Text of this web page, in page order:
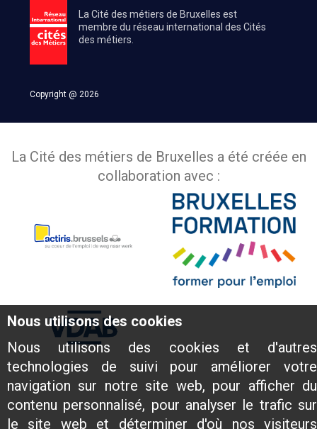
Nous utilisons des cookies
Nous utilisons des cookies et d'autres
technologies de suivi pour améliorer votre
navigation sur notre site web, pour afficher du
contenu personnalisé, pour analyser le trafic sur
le site web et déterminer d'où nos visiteurs
La Cité des métiers de Bruxelles est
membre du réseau international des Cités
des métiers.
Copyright @ 2026
La Cité des métiers de Bruxelles a été créée en
collaboration avec :